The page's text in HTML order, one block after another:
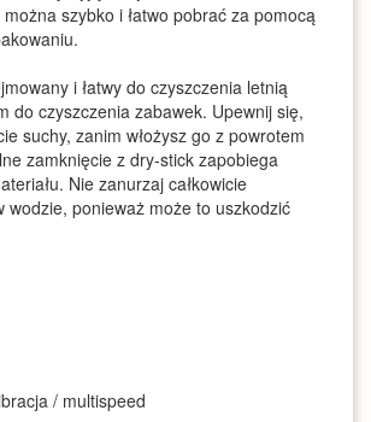
szybko i łatwo pobrać za pomocą
i łatwy do czyszczenia letnią
do czyszczenia zabawek. Upewnij się,
suchy, zanim włożysz go z powrotem
zamknięcie z dry-stick zapobiega
Nie zanurzaj całkowicie
wodzie, ponieważ może to uszkodzić
/ multispeed